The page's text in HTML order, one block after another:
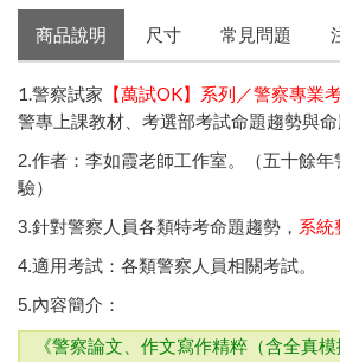
商品說明 尺寸 常見問題
1.警察試家 【萬試OK】系列／警察專業
警專上課教材、 考選部考試命題趨勢與
2.作者：李如霞老師工作室。（五十餘
驗）
3.針對警察人員各類特考命題趨勢， 系統
4.適用考試：各類警察人員相關考試。
5.內容簡介：
《警察論文、作文寫作精粹（含全真